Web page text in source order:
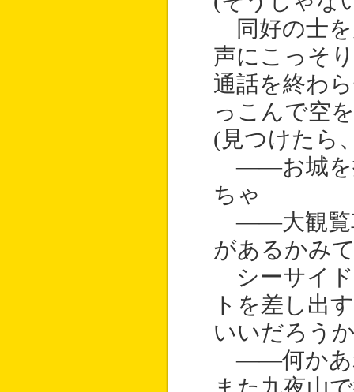
同好の士を
声にこっそ
通話を終わ
っこんで空
(見つけたら
――お城を
ちゃ
――大観覧
があるかみ
シーサイド
トを差し出
いいだろう
――何かあ